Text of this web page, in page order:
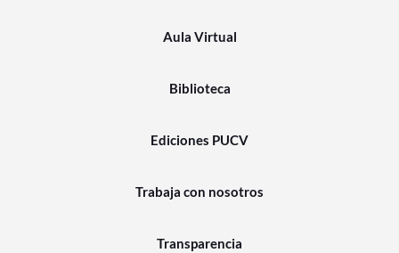
Aula Virtual
Biblioteca
Ediciones PUCV
Trabaja con nosotros
Transparencia